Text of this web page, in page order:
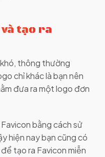
tạo ra
thông thường
chỉ khác là bạn nên
đưa ra một logo đơn
bằng cách sử
hiện nay bạn cũng có
tạo ra Favicon miễn